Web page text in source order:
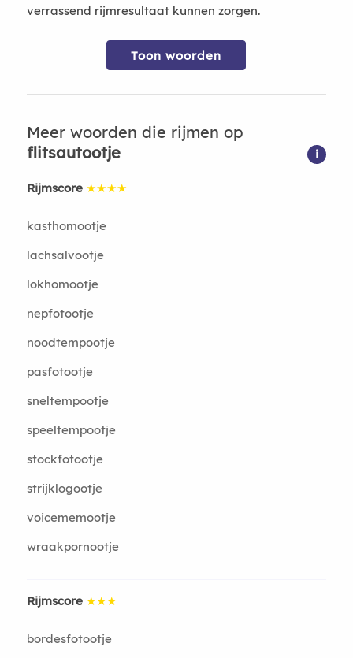
verrassend rijmresultaat kunnen zorgen.
Toon woorden
Meer woorden die rijmen op
flitsautootje
i
Rijmscore ★★★★
kasthomootje
lachsalvootje
lokhomootje
nepfotootje
noodtempootje
pasfotootje
sneltempootje
speeltempootje
stockfotootje
strijklogootje
voicememootje
wraakpornootje
Rijmscore ★★★
bordesfotootje